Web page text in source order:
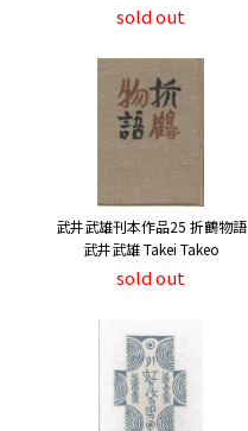
sold out
武井武雄刊本作品25 折鶴物語
武井武雄 Takei Takeo
sold out